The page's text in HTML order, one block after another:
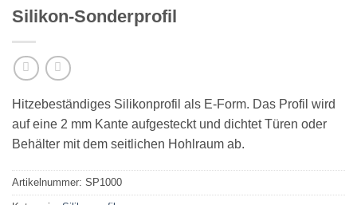
Silikon-Sonderprofil
Hitzebeständiges Silikonprofil als E-Form. Das Profil wird
auf eine 2 mm Kante aufgesteckt und dichtet Türen oder
Behälter mit dem seitlichen Hohlraum ab.
Artikelnummer: SP1000